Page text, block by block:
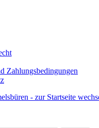
Zahlungsbedingungen